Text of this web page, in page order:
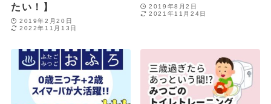
たい！】
2019年2月20日
2022年11月13日
2019年8月2日
2021年11月24日